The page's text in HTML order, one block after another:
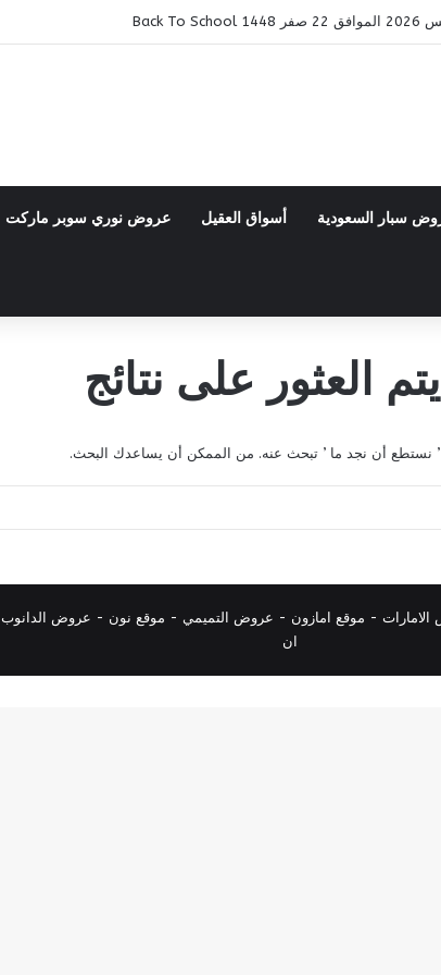
سبار السعودية أسواق العقيل عروض نوري سوبر ماركت
العثور على نتائج
’ نستطع أن نجد ما ’ تبحث عنه. من الممكن أن يساعدك البحث.
- موقع امازون - عروض التميمي - موقع نون - عروض الدانوب
ان